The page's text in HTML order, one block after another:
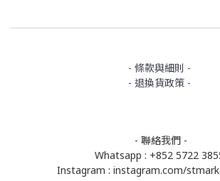
- 條款與細則 -
- 退換貨政策 -
- 聯絡我們 -
Whatsapp : +852 5722
Instagram : instagram.com/